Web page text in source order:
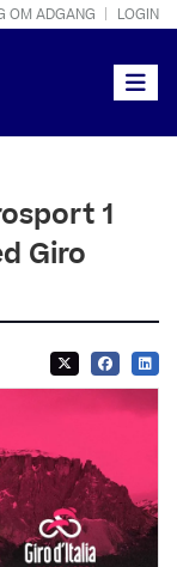
OM ADGANG LOGIN
1
Giro